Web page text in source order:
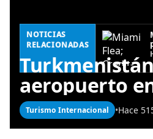
NOTICIAS
RELACIONADAS
aeropuerto
halcón con un
2,3 U$
Turismo Internacional •Hace